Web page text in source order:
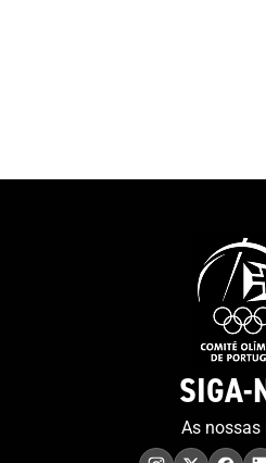
SIGA-
As nossas